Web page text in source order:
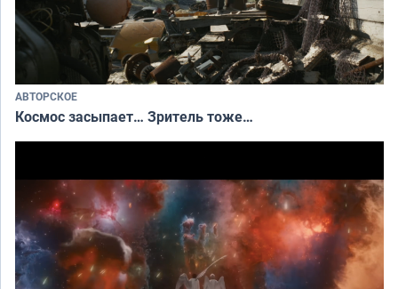
АВТОРСКОЕ
Космос засыпает… Зритель тоже…